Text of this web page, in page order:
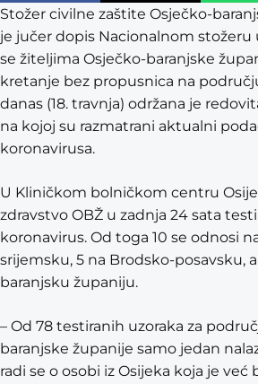
Stožer civilne zaštite Osječko-
je jučer dopis Nacionalnom stožeru
se žiteljima Osječko-baranjske
kretanje bez propusnica na
danas (18. travnja) održana je
na kojoj su razmatrani aktualni
koronavirusa.
U Kliničkom bolničkom centru
zdravstvo OBŽ u zadnja 24 sata
koronavirus. Od toga 10 se odnosi
srijemsku, 5 na Brodsko-posavsku,
baranjsku županiju.
– Od 78 testiranih uzoraka za
baranjske županije samo jedan
radi se o osobi iz Osijeka koja je već